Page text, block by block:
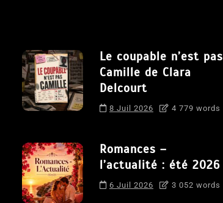
Le coupable n’est pas
Camille de Clara
Delcourt
8 Juil 2026 4 779 words
Romances –
l’actualité : été 2026
6 Juil 2026 3 052 words